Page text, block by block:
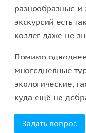
разнообразные
экскурсий есть
коллег даже не
Помимо
многодневные
экологические,
куда ещё не
Задать вопрос